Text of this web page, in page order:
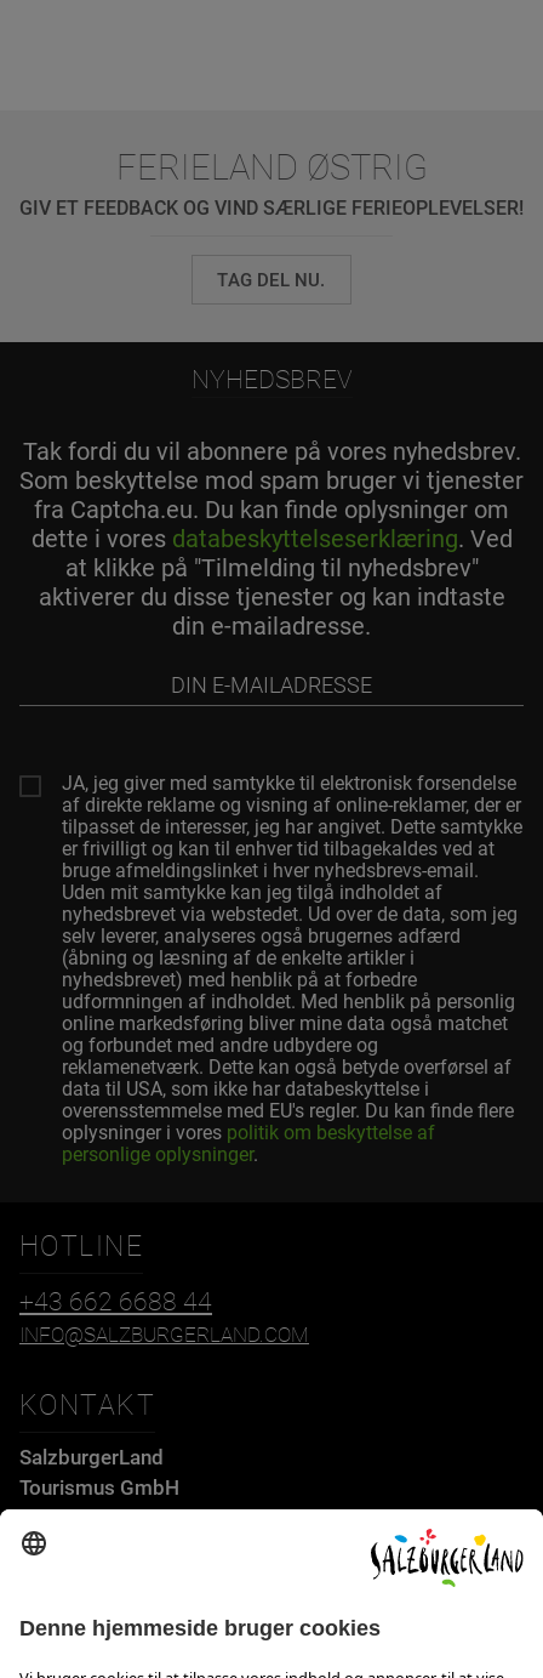
FERIELAND ØSTRIG
GIV ET FEEDBACK OG VIND SÆRLIGE FERIEOPLEVELSER!
TAG DEL NU.
NYHEDSBREV
Tak fordi du vil abonnere på vores nyhedsbrev.
Som beskyttelse mod spam bruger vi tjenester
fra Captcha.eu. Du kan finde oplysninger om
dette i vores databeskyttelseserklæring. Ved
at klikke på "Tilmelding til nyhedsbrev"
aktiverer du disse tjenester og kan indtaste
din e-mailadresse.
mailadresse
JA, jeg giver med samtykke til elektronisk forsendelse
af direkte reklame og visning af online-reklamer, der er
tilpasset de interesser, jeg har angivet. Dette samtykke
er frivilligt og kan til enhver tid tilbagekaldes ved at
bruge afmeldingslinket i hver nyhedsbrevs-email.
Uden mit samtykke kan jeg tilgå indholdet af
nyhedsbrevet via webstedet. Ud over de data, som jeg
selv leverer, analyseres også brugernes adfærd
(åbning og læsning af de enkelte artikler i
nyhedsbrevet) med henblik på at forbedre
udformningen af indholdet. Med henblik på personlig
online markedsføring bliver mine data også matchet
og forbundet med andre udbydere og
reklamenetværk. Dette kan også betyde overførsel af
data til USA, som ikke har databeskyttelse i
overensstemmelse med EU's regler. Du kan finde flere
oplysninger i vores politik om beskyttelse af
personlige oplysninger.
HOTLINE
+43 662 6688 44
INFO@SALZBURGERLAND.COM
KONTAKT
SalzburgerLand
Tourismus GmbH
Wiener Bundesstraße 23
info@salzburgerland.com